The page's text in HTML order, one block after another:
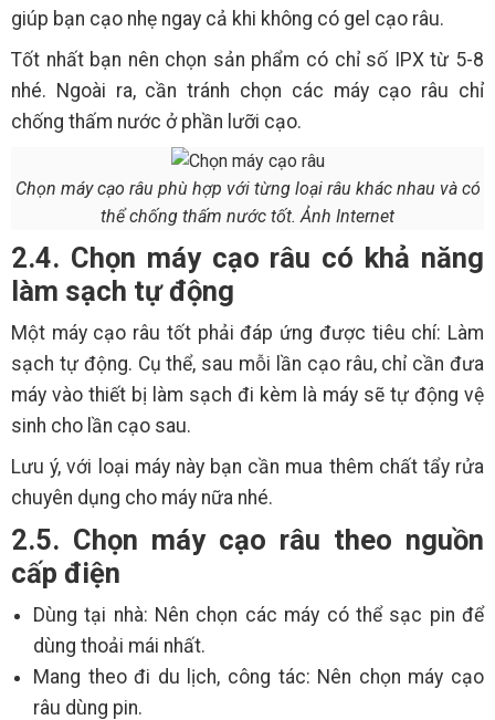
giúp bạn cạo nhẹ ngay cả khi không có gel cạo râu.
Tốt nhất bạn nên chọn sản phẩm có chỉ số IPX từ 5-8
nhé. Ngoài ra, cần tránh chọn các máy cạo râu chỉ
chống thấm nước ở phần lưỡi cạo.
Chọn máy cạo râu phù hợp với từng loại râu khác nhau và có
thể chống thấm nước tốt. Ảnh Internet
2.4. Chọn máy cạo râu có khả năng
làm sạch tự động
Một máy cạo râu tốt phải đáp ứng được tiêu chí: Làm
sạch tự động. Cụ thể, sau mỗi lần cạo râu, chỉ cần đưa
máy vào thiết bị làm sạch đi kèm là máy sẽ tự động vệ
sinh cho lần cạo sau.
Lưu ý, với loại máy này bạn cần mua thêm chất tẩy rửa
chuyên dụng cho máy nữa nhé.
2.5. Chọn máy cạo râu theo nguồn
cấp điện
Dùng tại nhà: Nên chọn các máy có thể sạc pin để
dùng thoải mái nhất.
Mang theo đi du lịch, công tác: Nên chọn máy cạo
râu dùng pin.